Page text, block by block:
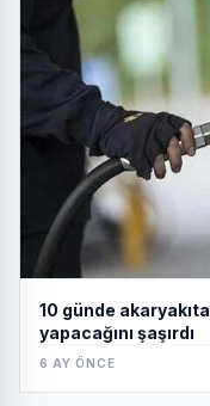
10 günde
yapacağını şaşırdı
6 AY ÖNCE